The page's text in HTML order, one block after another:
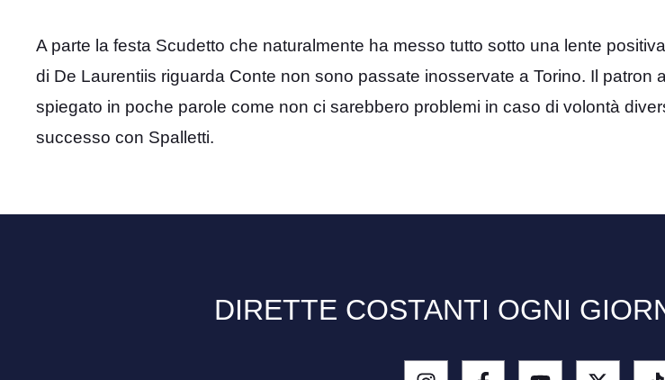
A parte la festa Scudetto che naturalmente ha messo tutto sotto una lente
di De Laurentiis riguarda Conte non sono passate inosservate a Torino. Il patron
spiegato in poche parole come non ci sarebbero problemi in caso di volontà
successo con Spalletti.
DIRETTE COSTANTI OGNI